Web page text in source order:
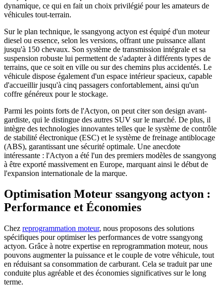
dynamique, ce qui en fait un choix privilégié pour les amateurs de
véhicules tout-terrain.
Sur le plan technique, le ssangyong actyon est équipé d'un moteur
diesel ou essence, selon les versions, offrant une puissance allant
jusqu'à 150 chevaux. Son système de transmission intégrale et sa
suspension robuste lui permettent de s'adapter à différents types de
terrains, que ce soit en ville ou sur des chemins plus accidentés. Le
véhicule dispose également d'un espace intérieur spacieux, capable
d'accueillir jusqu'à cinq passagers confortablement, ainsi qu'un
coffre généreux pour le stockage.
Parmi les points forts de l'Actyon, on peut citer son design avant-
gardiste, qui le distingue des autres SUV sur le marché. De plus, il
intègre des technologies innovantes telles que le système de contrôle
de stabilité électronique (ESC) et le système de freinage antiblocage
(ABS), garantissant une sécurité optimale. Une anecdote
intéressante : l'Actyon a été l'un des premiers modèles de ssangyong
à être exporté massivement en Europe, marquant ainsi le début de
l'expansion internationale de la marque.
Optimisation Moteur ssangyong actyon :
Performance et Économies
Chez reprogrammation moteur, nous proposons des solutions
spécifiques pour optimiser les performances de votre ssangyong
actyon. Grâce à notre expertise en reprogrammation moteur, nous
pouvons augmenter la puissance et le couple de votre véhicule, tout
en réduisant sa consommation de carburant. Cela se traduit par une
conduite plus agréable et des économies significatives sur le long
terme.